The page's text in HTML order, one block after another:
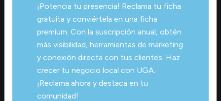
¡Potencia tu presencia! Reclama tu ficha
gratuita y conviértela en una ficha
premium. Con la suscripción anual, obtén
más visibilidad, herramientas de marketing
y conexión directa con tus clientes. Haz
crecer tu negocio local con UGA.
¡Reclama ahora y destaca en tu
comunidad!